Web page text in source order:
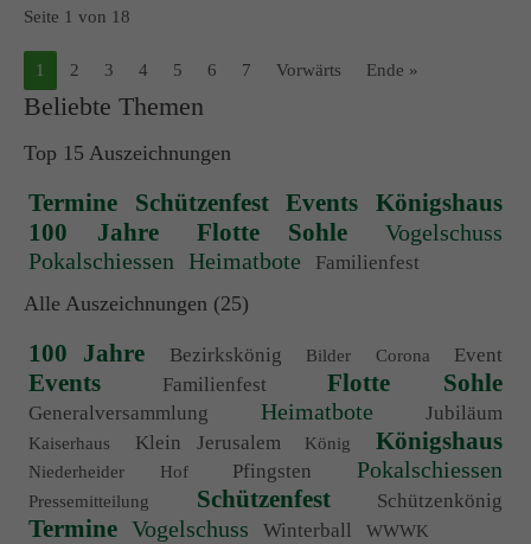
Seite 1 von 18
1 2 3 4 5 6 7 Vorwärts Ende »
Beliebte Themen
Top 15 Auszeichnungen
Termine Schützenfest Events
Königshaus
100 Jahre
Flotte Sohle
Vogelschuss
Pokalschiessen
Heimatbote Familienfest
Alle Auszeichnungen (25)
100 Jahre Bezirkskönig Bilder Corona Event
Events Familienfest Flotte Sohle
Generalversammlung Heimatbote Jubiläum
Kaiserhaus Klein Jerusalem König Königshaus
Niederheider Hof Pfingsten Pokalschiessen
Pressemitteilung Schützenfest Schützenkönig
Termine Vogelschuss Winterball WWWK